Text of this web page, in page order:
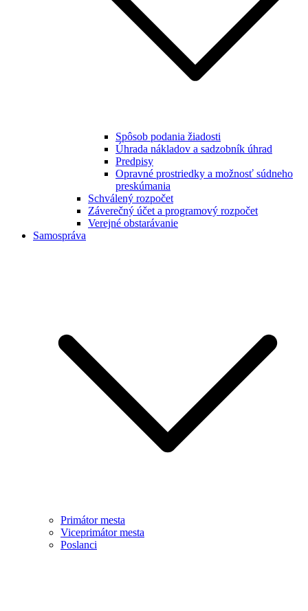
Spôsob podania žiadosti
Úhrada nákladov a sadzobník úhrad
Predpisy
Opravné prostriedky a možnosť súdneho
preskúmania
Schválený rozpočet
Záverečný účet a programový rozpočet
Verejné obstarávanie
Samospráva
Primátor mesta
Viceprimátor mesta
Poslanci